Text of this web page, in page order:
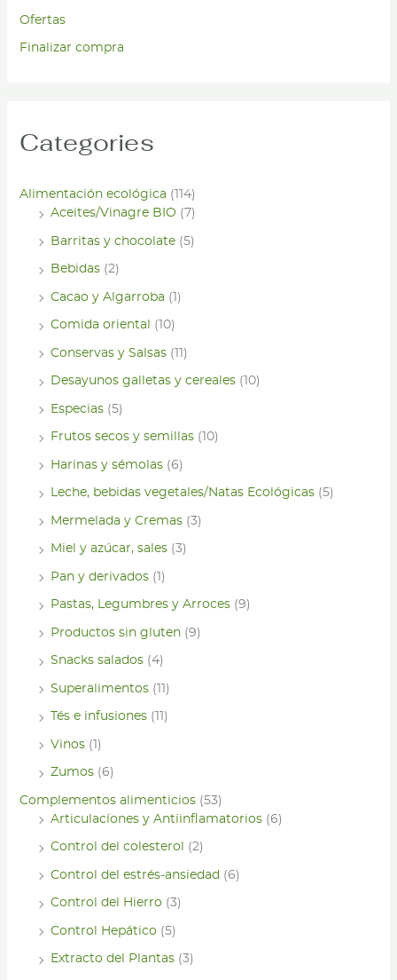
Ofertas
Finalizar compra
Categories
Alimentación ecológica (114)
Aceites/Vinagre BIO (7)
Barritas y chocolate (5)
Bebidas (2)
Cacao y Algarroba (1)
Comida oriental (10)
Conservas y Salsas (11)
Desayunos galletas y cereales (10)
Especias (5)
Frutos secos y semillas (10)
Harinas y sémolas (6)
Leche, bebidas vegetales/Natas Ecológicas (5)
Mermelada y Cremas (3)
Miel y azúcar, sales (3)
Pan y derivados (1)
Pastas, Legumbres y Arroces (9)
Productos sin gluten (9)
Snacks salados (4)
Superalimentos (11)
Tés e infusiones (11)
Vinos (1)
Zumos (6)
Complementos alimenticios (53)
Articulacíones y Antiinflamatorios (6)
Control del colesterol (2)
Control del estrés-ansiedad (6)
Control del Hierro (3)
Control Hepático (5)
Extracto del Plantas (3)